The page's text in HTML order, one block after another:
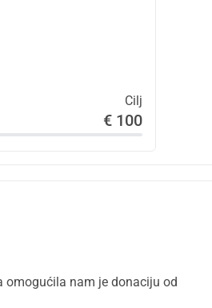
Cilj
€ 100
omogućila nam je donaciju od